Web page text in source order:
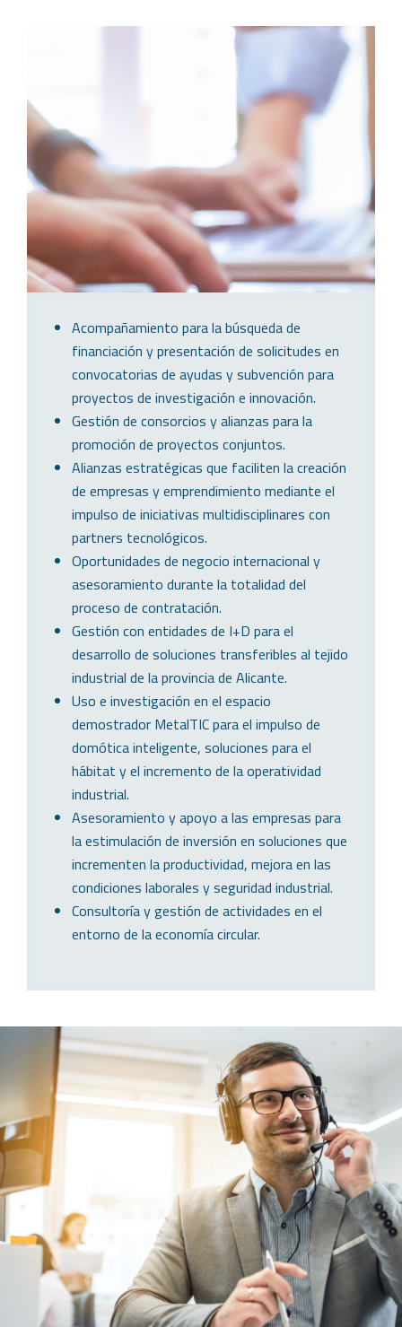
Acompañamiento para la búsqueda de
financiación y presentación de solicitudes en
convocatorias de ayudas y subvención para
proyectos de investigación e innovación.
Gestión de consorcios y alianzas para la
promoción de proyectos conjuntos.
Alianzas estratégicas que faciliten la creación
de empresas y emprendimiento mediante el
impulso de iniciativas multidisciplinares con
partners tecnológicos.
Oportunidades de negocio internacional y
asesoramiento durante la totalidad del
proceso de contratación.
Gestión con entidades de I+D para el
desarrollo de soluciones transferibles al tejido
industrial de la provincia de Alicante.
Uso e investigación en el espacio
demostrador MetalTIC para el impulso de
domótica inteligente, soluciones para el
hábitat y el incremento de la operatividad
industrial.
Asesoramiento y apoyo a las empresas para
la estimulación de inversión en soluciones que
incrementen la productividad, mejora en las
condiciones laborales y seguridad industrial.
Consultoría y gestión de actividades en el
entorno de la economía circular.